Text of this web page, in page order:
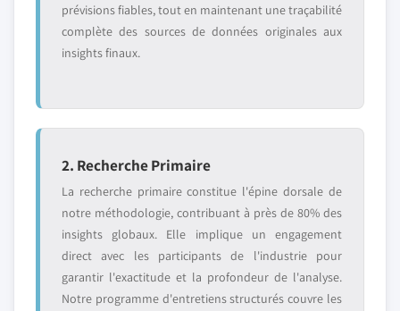
prévisions fiables, tout en maintenant une traçabilité
complète des sources de données originales aux
insights finaux.
2. Recherche Primaire
La recherche primaire constitue l'épine dorsale de
notre méthodologie, contribuant à près de 80% des
insights globaux. Elle implique un engagement
direct avec les participants de l'industrie pour
garantir l'exactitude et la profondeur de l'analyse.
Notre programme d'entretiens structurés couvre les